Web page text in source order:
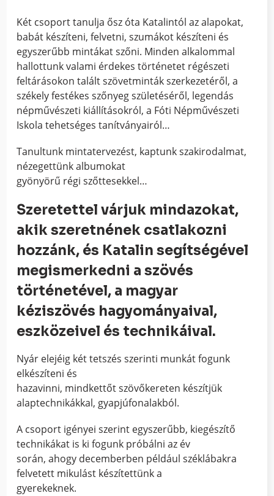
Két csoport tanulja ősz óta Katalintól az alapokat,
babát készíteni, felvetni, szumákot készíteni és
egyszerűbb mintákat szőni. Minden alkalommal
hallottunk valami érdekes történetet régészeti
feltárásokon talált szövetminták szerkezetéről, a
székely festékes szőnyeg születéséről, legendás
népművészeti kiállításokról, a Fóti Népművészeti
Iskola tehetséges tanítványairól…
Tanultunk mintatervezést, kaptunk szakirodalmat,
nézegettünk albumokat
gyönyörű régi szőttesekkel…
Szeretettel várjuk mindazokat,
akik szeretnének csatlakozni
hozzánk, és Katalinsegítségével
megismerkedni a szövés
történetével, a magyar
kéziszövés hagyományaival,
eszközeivel és technikáival.
Nyár elejéig két tetszés szerinti munkát fogunk
elkészíteni és
hazavinni, mindkettőt szövőkereten készítjük
alaptechnikákkal, gyapjúfonalakból.
A csoport igényei szerint egyszerűbb, kiegészítő
technikákat is ki fogunk próbálni az év
során, ahogy decemberben például széklábakra
felvetett mikulást készítettünk a
gyerekeknek.